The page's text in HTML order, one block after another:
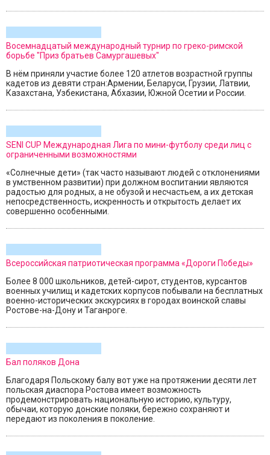
Восемнадцатый международный турнир по греко-римской
борьбе "Приз братьев Самургашевых"
В нём приняли участие более 120 атлетов возрастной группы
кадетов из девяти стран:Армении, Беларуси, Грузии, Латвии,
Казахстана, Узбекистана, Абхазии, Южной Осетии и России.
SENI CUP Международная Лига по мини-футболу среди лиц с
ограниченными возможностями
«Солнечные дети» (так часто называют людей с отклонениями
в умственном развитии) при должном воспитании являются
радостью для родных, а не обузой и несчастьем, а их детская
непосредственность, искренность и открытость делает их
совершенно особенными.
Всероссийская патриотическая программа «Дороги Победы»
Более 8 000 школьников, детей-сирот, студентов, курсантов
военных училищ и кадетских корпусов побывали на бесплатных
военно-исторических экскурсиях в городах воинской славы
Ростове-на-Дону и Таганроге.
Бал поляков Дона
Благодаря Польскому балу вот уже на протяжении десяти лет
польская диаспора Ростова имеет возможность
продемонстрировать национальную историю, культуру,
обычаи, которую донские поляки, бережно сохраняют и
передают из поколения в поколение.